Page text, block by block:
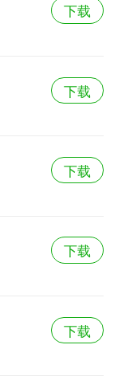
下载
下载
下载
下载
下载